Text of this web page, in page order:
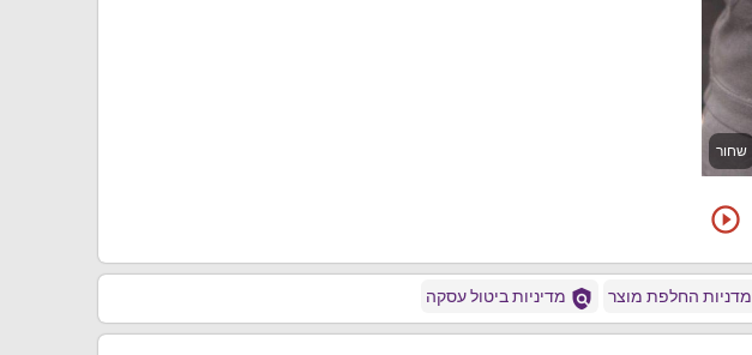
שחור
play_circle_outline
מדניות החלפת מוצר policy מדיניות ביטול עסקה